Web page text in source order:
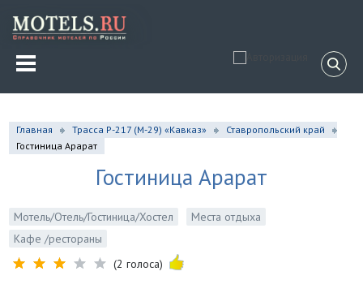
Главная Трасса Р-217 (М-29) «Кавказ»
Ставропольский край
Гостиница Арарат
Гостиница Арарат
Мотель/Отель/Гостиница/Хостел
Места отдыха
Кафе /рестораны
(2 голоса)